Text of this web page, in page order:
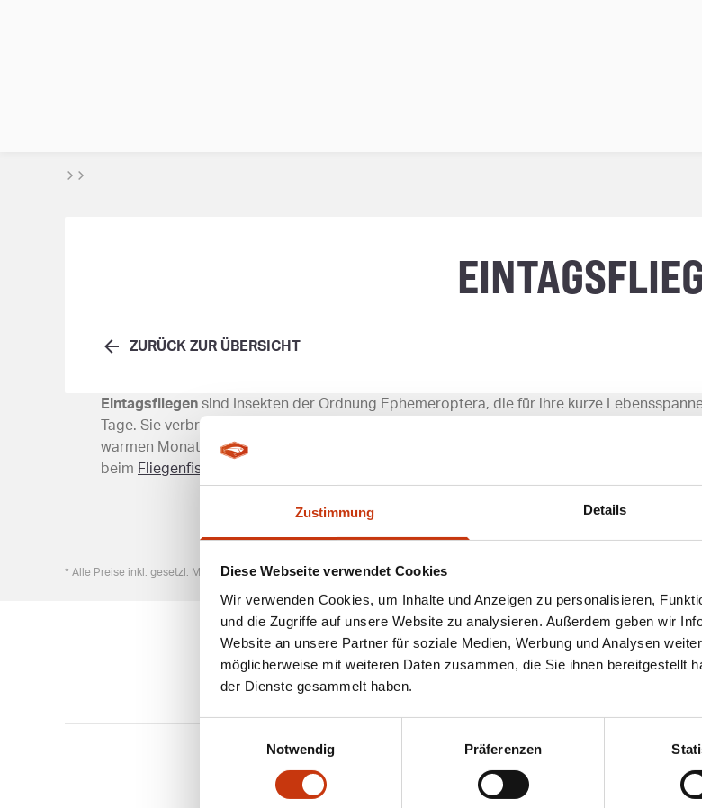
Zustimmung Details
Diese Webseite verwendet Cookies
Wir verwenden Cookies, um Inhalte und Anzeigen zu personalisieren,
und die Zugriffe auf unsere Website zu analysieren. Außerdem geben wir
Website an unsere Partner für soziale Medien, Werbung und Analysen
möglicherweise mit weiteren Daten zusammen, die Sie ihnen bereitgestellt
der Dienste gesammelt haben.
Notwendig
Präferenzen
ZURÜCK ZUR ÜBERSICHT
Eintagsfliegen sind Insekten der Ordnung Ephemeroptera, die für ihre kurze
Tage. Sie verbringen den Großteil ihres Lebens als Larven im Wasser und sind eine
warmen Monaten bietet Anglern hervorragende Fangmöglichkeiten, weshalb künstliche
beim Fliegenfischen
* Alle Preise inkl. gesetzl. Mehrwertsteuer zzgl. Versandkosten, wenn nicht anders beschrieben
ANGESAGTE